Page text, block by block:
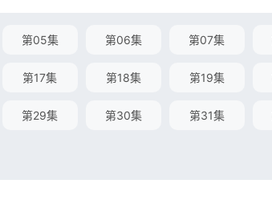
第05集 第06集 第07集
第17集 第18集 第19集
第29集 第30集 第31集